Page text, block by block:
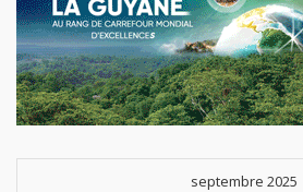
septembre 2025